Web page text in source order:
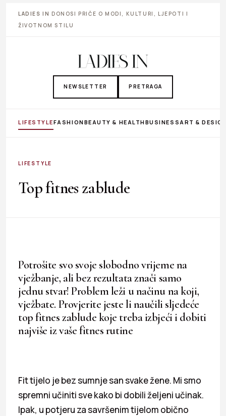
LADIES IN DONOSI PRIČE O MODI, KULTURI, LJEPOTI I
ŽIVOTNOM STILU
NEWSLETTER PRETRAGA
LIFESTYLEFASHIONBEAUTY & HEALTHBUSINESS ART &
LIFESTYLE
Top fitnes zablude
Potrošite svo svoje slobodno vrijeme na
vježbanje, ali bez rezultata znači samo
jednu stvar! Problem leži u načinu na koji,
vježbate. Provjerite jeste li naučili sljedeće
top fitnes zablude koje treba izbjeći i dobiti
najviše iz vaše fitnes rutine
Fit tijelo je bez sumnje san svake žene. Mi smo
spremni učiniti sve kako bi dobili željeni učinak.
Ipak, u potjeru za savršenim tijelom obično